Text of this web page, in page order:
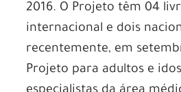
2016. O Projeto têm 04
internacional e dois
recentemente, em
Projeto para adultos e